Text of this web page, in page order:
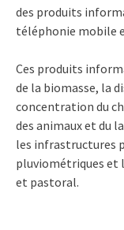
des produits
téléphonie mobile
Ces produits
de la biomasse, la
concentration du
des animaux et du
les infrastructures
pluviométriques et
et pastoral.